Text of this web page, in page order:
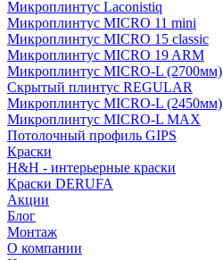
Микроплинтус Laconistiq
Микроплинтус MICRO 11 mini
Микроплинтус MICRO 15 classic
Микроплинтус MICRO 19 ARM
Микроплинтус MICRO-L (2700мм)
Скрытый плинтус REGULAR
Микроплинтус MICRO-L (2450мм)
Микроплинтус MICRO-L MAX
Потолочный профиль GIPS
Краски
H&H - интерьерные краски
Краски DERUFA
Акции
Блог
Монтаж
О компании